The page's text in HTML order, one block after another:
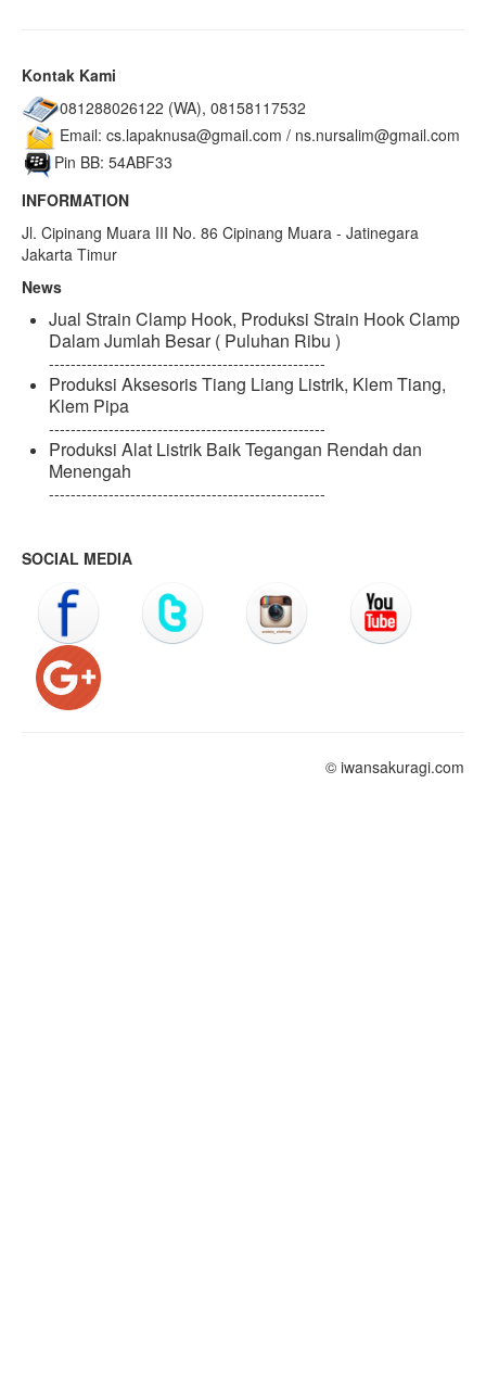
Kontak Kami
081288026122 (WA), 08158117532
Email: cs.lapaknusa@gmail.com / ns.nursalim@gmail.com
Pin BB: 54ABF33
INFORMATION
Jl. Cipinang Muara III No. 86 Cipinang Muara - Jatinegara
Jakarta Timur
News
Jual Strain Clamp Hook, Produksi Strain Hook Clamp
Dalam Jumlah Besar ( Puluhan Ribu )
---------------------------------------------------
Produksi Aksesoris Tiang Liang Listrik, Klem Tiang,
Klem Pipa
---------------------------------------------------
Produksi Alat Listrik Baik Tegangan Rendah dan
Menengah
---------------------------------------------------
SOCIAL MEDIA
© iwansakuragi.com